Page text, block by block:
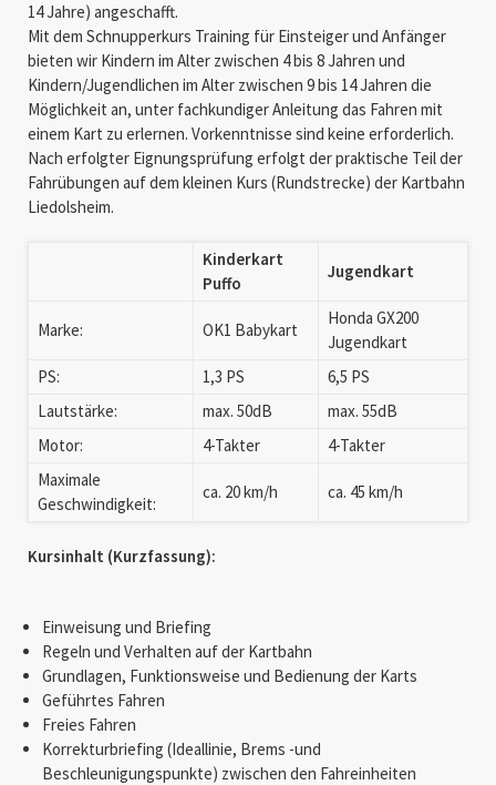
14 Jahre) angeschafft.
Mit dem Schnupperkurs Training für Einsteiger und Anfänger
bieten wir Kindern im Alter zwischen 4 bis 8 Jahren und
Kindern/Jugendlichen im Alter zwischen 9 bis 14 Jahren die
Möglichkeit an, unter fachkundiger Anleitung das Fahren mit
einem Kart zu erlernen. Vorkenntnisse sind keine erforderlich.
Nach erfolgter Eignungsprüfung erfolgt der praktische Teil der
Fahrübungen auf dem kleinen Kurs (Rundstrecke) der Kartbahn
Liedolsheim.
Kinderkart
Puffo
Jugendkart
Marke: OK1 Babykart
Honda GX200
Jugendkart
PS:
1,3 PS
6,5 PS
Lautstärke:
max. 50dB
max. 55dB
Motor:
4-Takter
4-Takter
Maximale
Geschwindigkeit:
ca. 20 km/h ca. 45 km/h
Kursinhalt (Kurzfassung):
Einweisung und Briefing
Regeln und Verhalten auf der Kartbahn
Grundlagen, Funktionsweise und Bedienung der Karts
Geführtes Fahren
Freies Fahren
Korrekturbriefing (Ideallinie, Brems -und
Beschleunigungspunkte) zwischen den Fahreinheiten